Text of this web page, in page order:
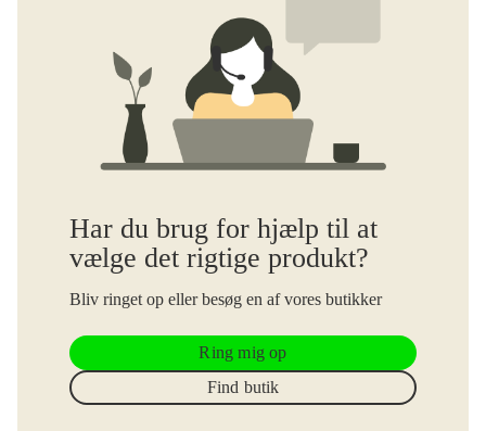
Har du brug for hjælp til at
vælge det rigtige produkt?
Bliv ringet op eller besøg en af vores butikker
Ring mig op
Find butik